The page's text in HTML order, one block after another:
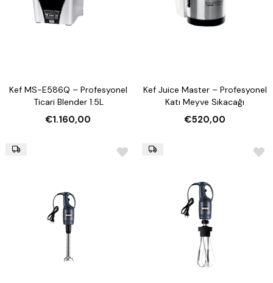
Kef MS-E586Q – Profesyonel
Ticari Blender 1.5L
€1.160,00
Kef Juice Master – Profesyonel
Katı Meyve Sıkacağı
€520,00